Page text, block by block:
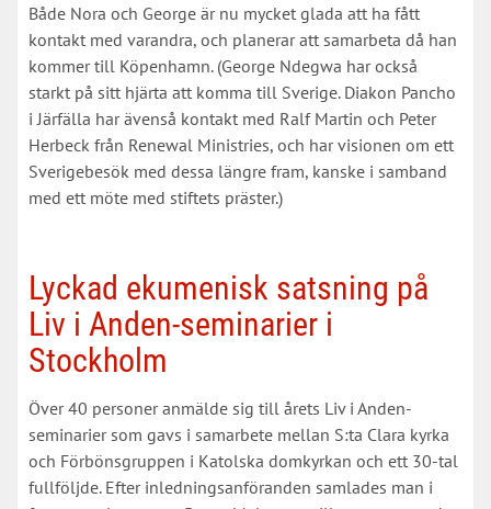
Både Nora och George är nu mycket glada att ha fått
kontakt med varandra, och planerar att samarbeta då han
kommer till Köpenhamn. (George Ndegwa har också
starkt på sitt hjärta att komma till Sverige. Diakon Pancho
i Järfälla har ävenså kontakt med Ralf Martin och Peter
Herbeck från Renewal Ministries, och har visionen om ett
Sverigebesök med dessa längre fram, kanske i samband
med ett möte med stiftets präster.)
Lyckad ekumenisk satsning på
Liv i Anden-seminarier i
Stockholm
Över 40 personer anmälde sig till årets Liv i Anden-
seminarier som gavs i samarbete mellan S:ta Clara kyrka
och Förbönsgruppen i Katolska domkyrkan och ett 30-tal
fullföljde. Efter inledningsanföranden samlades man i